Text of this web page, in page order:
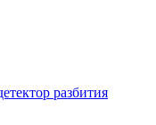
разбития